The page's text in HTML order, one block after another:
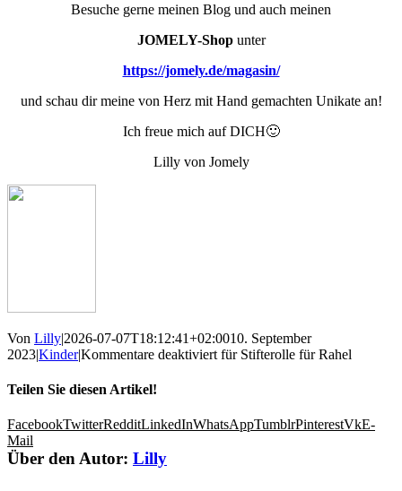
Besuche gerne meinen Blog und auch meinen
JOMELY-Shopunter
https://jomely.de/magasin/
und schau dir meine von Herz mit Hand gemachten Unikate an!
Ich freue mich auf DICH🙂
Lilly von Jomely
Von Lilly|2026-07-07T18:12:41+02:0010. September
2023|Kinder|Kommentare deaktiviert für Stifterolle für Rahel
Teilen Sie diesen Artikel!
FacebookTwitterRedditLinkedInWhatsAppTumblrPinterestVkE-
Mail
Über den Autor: Lilly